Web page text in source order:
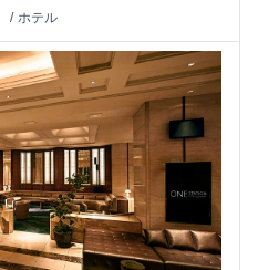
/ ホテル